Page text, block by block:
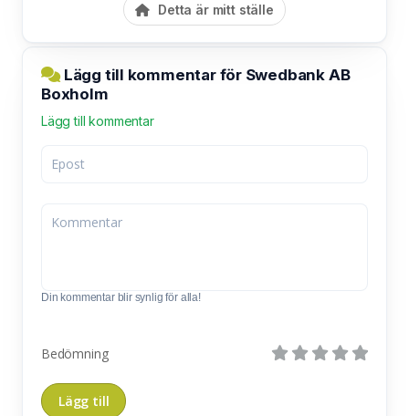
Detta är mitt ställe
Lägg till kommentar för Swedbank AB
Boxholm
Lägg till kommentar
Din kommentar blir synlig för alla!
Bedömning